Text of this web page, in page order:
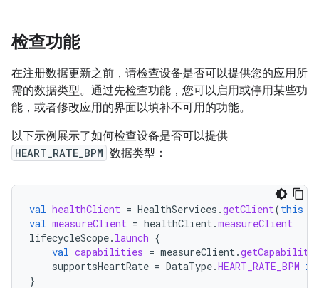
检查功能
在注册数据更新之前，请检查设备是否可以提供您的应用所
需的数据类型。通过先检查功能，您可以启用或停用某些功
能，或者修改应用的界面以填补不可用的功能。
以下示例展示了如何检查设备是否可以提供
HEART_RATE_BPM 数据类型：
val healthClient = HealthServices .getClient(this
val measureClient = healthClient.measureClient
lifecycleScope. launch {
val capabilities = measureClient.
supportsHeartRate = DataType.HEART_RATE_BPM in
}